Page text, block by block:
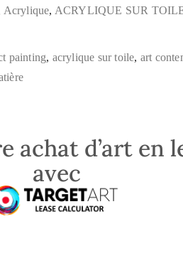
Acrylique, ACRYLIQUE SUR
painting, acrylique sur toile, art
achat d’art en
avec